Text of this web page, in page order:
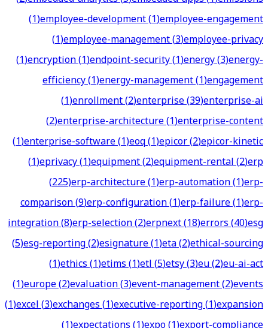
(1)employee-development(1)employee-engagement
(1)employee-management(3)employee-privacy
(1)encryption(1)endpoint-security(1)energy(3)energy-
efficiency(1)energy-management(1)engagement
(1)enrollment(2)enterprise(39)enterprise-ai
(2)enterprise-architecture(1)enterprise-content
(1)enterprise-software(1)eoq(1)epicor(2)epicor-kinetic
(1)eprivacy(1)equipment(2)equipment-rental(2)erp
(225)erp-architecture(1)erp-automation(1)erp-
comparison(9)erp-configuration(1)erp-failure(1)erp-
integration(8)erp-selection(2)erpnext(18)errors(40)esg
(5)esg-reporting(2)esignature(1)eta(2)ethical-sourcing
(1)ethics(1)etims(1)etl(5)etsy(3)eu(2)eu-ai-act
(1)europe(2)evaluation(3)event-management(2)events
(1)excel(3)exchanges(1)executive-reporting(1)expansion